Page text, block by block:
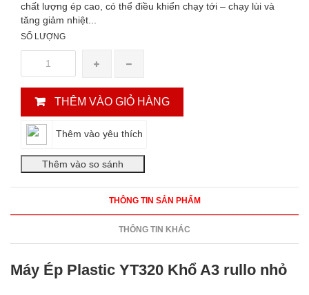
chất lượng ép cao, có thể điều khiển chạy tới – chạy lùi và
tăng giảm nhiệt...
SỐ LƯỢNG
THÊM VÀO GIỎ HÀNG
Thêm vào yêu thích
THÔNG TIN SẢN PHẨM
THÔNG TIN KHÁC
Máy Ép Plastic YT320 Khổ A3 rullo nhỏ